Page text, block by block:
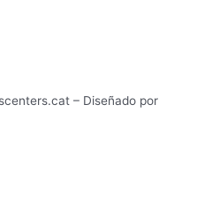
– Diseñado por